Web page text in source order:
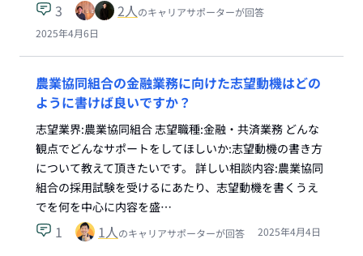
3 2人のキャリアサポーターが回答
2025年4月6日
農業協同組合の金融業務に向けた志望動機はどの
ように書けば良いですか？
志望業界:農業協同組合 志望職種:金融・共済業務 どんな
観点でどんなサポートをしてほしいか:志望動機の書き方
について教えて頂きたいです。 詳しい相談内容:農業協同
組合の採用試験を受けるにあたり、志望動機を書くうえ
でを何を中心に内容を盛…
1 1人のキャリアサポーターが回答 2025年4月4日